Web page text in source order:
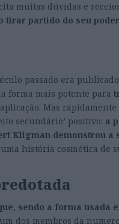
muitas dúvidas e
tirar partido do seu
passado era
forma mais potente para
Mas
secundário’ positivo: a
Kligman demonstrou a
história cosmética de
sendo a forma usada
dos membros da